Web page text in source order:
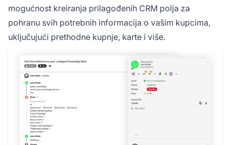
mogućnost kreiranja prilagođenih CRM polja za
pohranu svih potrebnih informacija o vašim kupcima,
uključujući prethodne kupnje, karte i više.